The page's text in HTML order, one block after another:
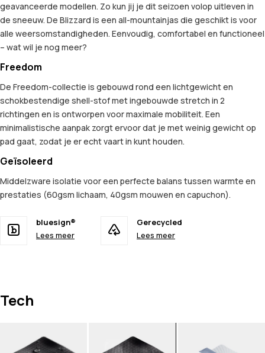
geavanceerde modellen. Zo kun jij je dit seizoen volop uitleven in
de sneeuw. De Blizzard is een all-mountainjas die geschikt is voor
alle weersomstandigheden. Eenvoudig, comfortabel en functioneel
– wat wil je nog meer?
Freedom
De Freedom-collectie is gebouwd rond een lichtgewicht en
schokbestendige shell-stof met ingebouwde stretch in 2
richtingen en is ontworpen voor maximale mobiliteit. Een
minimalistische aanpak zorgt ervoor dat je met weinig gewicht op
pad gaat, zodat je er echt vaart in kunt houden.
Geïsoleerd
Middelzware isolatie voor een perfecte balans tussen warmte en
prestaties (60gsm lichaam, 40gsm mouwen en capuchon).
bluesign®
Lees meer
Gerecycled
Lees meer
Tech